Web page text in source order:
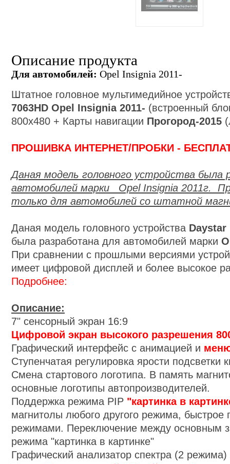
Описание продукта
Для автомобилей: Opel Insignia 2011-
Штатное головное мультимедийное
7063HD Opel Insignia 2011- (встроенный
800х480 + Карты навигации Прогород-2015
ПРОШИВКА ИНТЕРНЕТ/ПРОБКИ -
Даная модель головного устройства была
автомобилей марки Opel Insignia 2011г.
только для автомобилей со штатной
Даная модель головного устройства Daystar
была разработана для автомобилей марки
При сравнении с прошлыми версиями
имеет цифровой дисплей и более высокое
Подробнее:
Описание:
7" сенсорный экран 16:9
Цифровой экран высокого разрешения
Графический интерфейс с анимацией и
Ступенчатая регулировка ярости подсветки
Смена стартового логотипа. В память
основные логотипы автопроизводителей.
Поддержка режима PIP "картинка в
магнитолы любого другого режима,
режимами. Переключение между основным
режима "картинка в картинке"
Графический анализатор спектра (2 режима)